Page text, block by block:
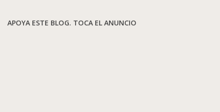
APOYA ESTE BLOG. TOCA EL ANUNCIO